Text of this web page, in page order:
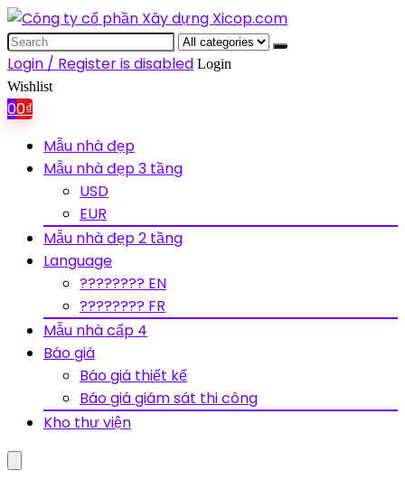
Search
for:
Login / Register is disabled Login
Wishlist
00₫
Mẫu nhà đẹp
Mẫu nhà đẹp 3 tầng
USD
EUR
Mẫu nhà đẹp 2 tầng
Language
???????? EN
???????? FR
Mẫu nhà cấp 4
Báo giá
Báo giá thiết kế
Báo giá giám sát thi công
Kho thư viện